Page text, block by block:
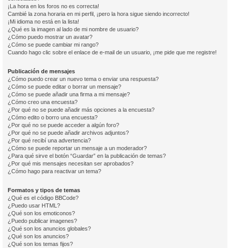
¡La hora en los foros no es correcta!
Cambié la zona horaria en mi perfil, ¡pero la hora sigue siendo incorrecto!
¡Mi idioma no está en la lista!
¿Qué es la imagen al lado de mi nombre de usuario?
¿Cómo puedo mostrar un avatar?
¿Cómo se puede cambiar mi rango?
Cuando hago clic sobre el enlace de e-mail de un usuario, ¡me pide que me registre!
Publicación de mensajes
¿Cómo puedo crear un nuevo tema o enviar una respuesta?
¿Cómo se puede editar o borrar un mensaje?
¿Cómo se puede añadir una firma a mi mensaje?
¿Cómo creo una encuesta?
¿Por qué no se puede añadir más opciones a la encuesta?
¿Cómo edito o borro una encuesta?
¿Por qué no se puede acceder a algún foro?
¿Por qué no se puede añadir archivos adjuntos?
¿Por qué recibí una advertencia?
¿Cómo se puede reportar un mensaje a un moderador?
¿Para qué sirve el botón “Guardar” en la publicación de temas?
¿Por qué mis mensajes necesitan ser aprobados?
¿Cómo hago para reactivar un tema?
Formatos y tipos de temas
¿Qué es el código BBCode?
¿Puedo usar HTML?
¿Qué son los emoticonos?
¿Puedo publicar imagenes?
¿Qué son los anuncios globales?
¿Qué son los anuncios?
¿Qué son los temas fijos?